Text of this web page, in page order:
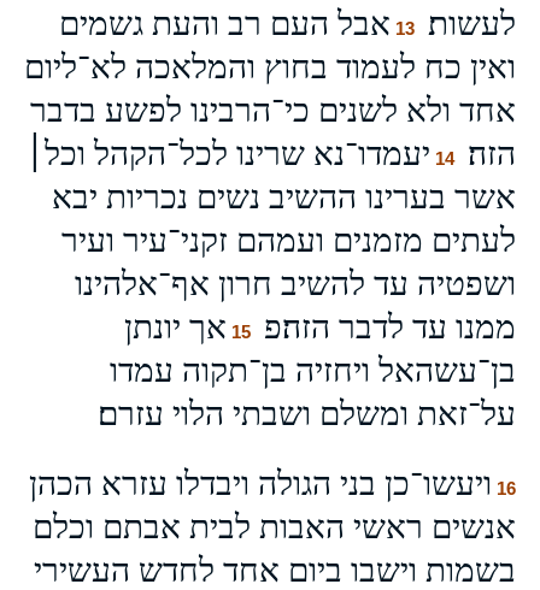
לעשות׃
13 אבל העם רב והעת גשמים
ואין כח לעמוד בחוץ והמלאכה לא־ליום
אחד ולא לשנים כי־הרבינו לפשע בדבר
הזה׃
14 יעמדו־נא שרינו לכל־הקהל וכל׀
אשר בערינו ההשיב נשים נכריות יבא
לעתים מזמנים ועמהם זקני־עיר ועיר
ושפטיה עד להשיב חרון אף־אלהינו
ממנו עד לדבר הזה׃פ
15 אך יונתן
בן־עשהאל ויחזיה בן־תקוה עמדו
על־זאת ומשלם ושבתי הלוי עזרם׃
16 ויעשו־כן בני הגולה ויבדלו עזרא הכהן
אנשים ראשי האבות לבית אבתם וכלם
בשמות וישבו ביום אחד לחדש העשירי